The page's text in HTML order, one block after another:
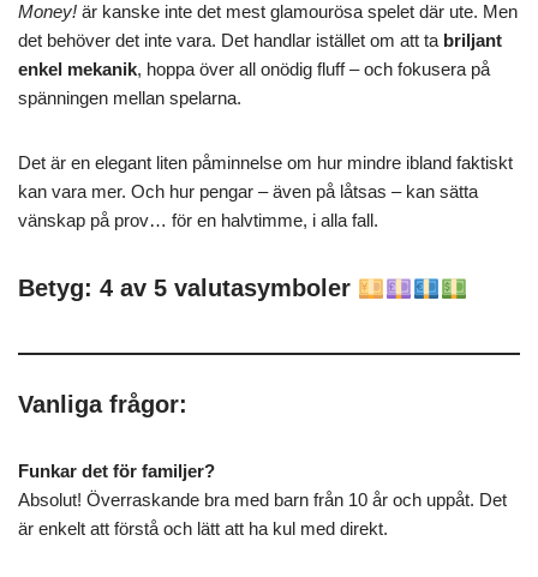
Money! är kanske inte det mest glamourösa spelet där ute. Men
det behöver det inte vara. Det handlar istället om att ta briljant
enkel mekanik, hoppa över all onödig fluff – och fokusera på
spänningen mellan spelarna.
Det är en elegant liten påminnelse om hur mindre ibland faktiskt
kan vara mer. Och hur pengar – även på låtsas – kan sätta
vänskap på prov… för en halvtimme, i alla fall.
Betyg: 4 av 5 valutasymboler
Vanliga frågor:
Funkar det för familjer?
Absolut! Överraskande bra med barn från 10 år och uppåt. Det
är enkelt att förstå och lätt att ha kul med direkt.